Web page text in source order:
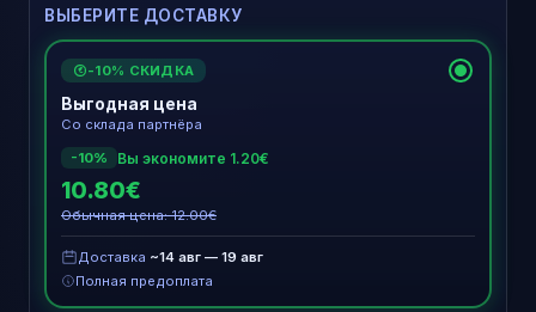
ВЫБЕРИТЕ ДОСТАВКУ
€ -10% СКИДКА
Выгодная цена
Со склада партнёра
-10%
Вы экономите 1.20€
10.80€
Обычная цена: 12.00€
Доставка ~14 авг — 19 авг
Полная предоплата